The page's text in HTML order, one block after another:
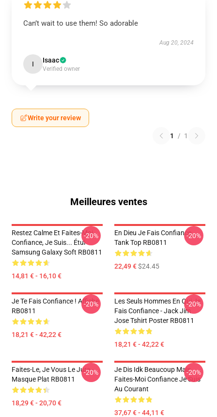
Can’t wait to use them! So adorable
Aug 20, 2024
I Isaac
Verified owner
Write your review
1 / 1
Meilleures ventes
Restez Calme Et Faites-Moi
Confiance, Je Suis... Étui
Samsung Galaxy Soft RB0811
14,81 € - 16,10 €
-20%
En Dieu Je Fais Confiance
Tank Top RB0811
22,49 €$24.45
-20%
Je Te Fais Confiance ! Affiche
RB0811
18,21 € - 42,22 €
-20%
Les Seuls Hommes En Qui Je
Fais Confiance - Jack Jim
Jose Tshirt Poster RB0811
18,21 € - 42,22 €
-20%
Faites-Le, Je Vous Le Jure -
Masque Plat RB0811
18,29 € - 20,70 €
-20%
Je Dis Idk Beaucoup Mais
Faites-Moi Confiance Je Suis
Au Courant
37,67 € - 44,11 €
-20%